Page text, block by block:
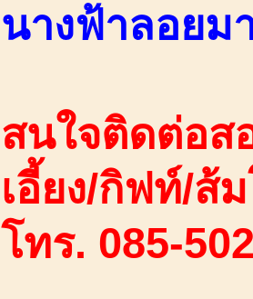
นางฟ้าลอยม
สนใจติดต่อส
เอี้ยง/กิฟท์/ส้
โทร. 085-